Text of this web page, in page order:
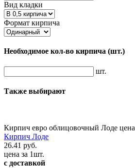
Вид кладки
Формат кирпича
Необходимое кол-во кирпича (шт.)
шт.
Также выбирают
Кирпич евро облицовочный Лоде цена
Кирпич Лоде
26.41 руб.
цена за 1шт.
с доставкой